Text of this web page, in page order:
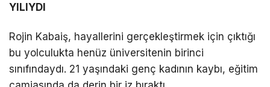
YILIYDI
Rojin Kabaiş, hayallerini gerçekleştirmek için çıktığı
bu yolculukta henüz üniversitenin birinci
sınıfındaydı. 21 yaşındaki genç kadının kaybı, eğitim